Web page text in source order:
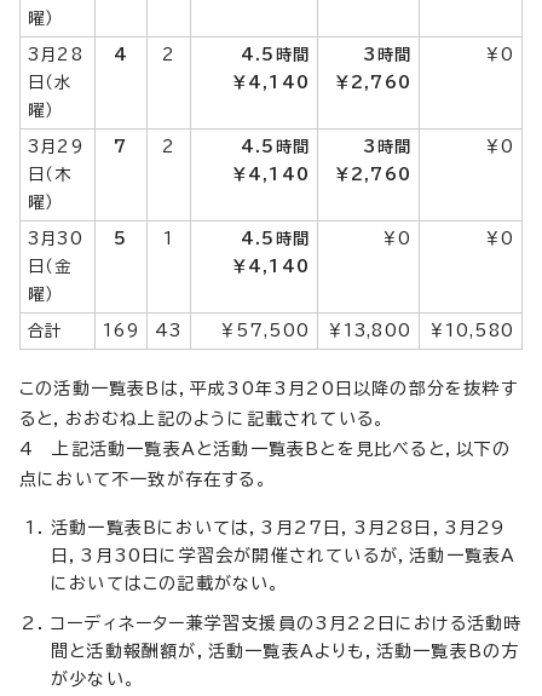
曜）
3月28
日（水
曜）
4 2
4.5時間
￥4,140
3時間
￥2,760
￥0
3月29
日（木
曜）
7 2
4.5時間
￥4,140
3時間
￥2,760
￥0
3月30
日（金
曜）
5 1
4.5時間
￥4,140
￥0 ￥0
合計 169 43 ￥57,500 ￥13,800 ￥10,580
この活動一覧表Bは，平成30年3月20日以降の部分を抜粋す
ると，おおむね上記のように記載されている。
4 上記活動一覧表Aと活動一覧表Bとを見比べると，以下の
点において不一致が存在する。
活動一覧表Bにおいては，3月27日，3月28日，3月29
日，3月30日に学習会が開催されているが，活動一覧表A
においてはこの記載がない。
コーディネーター兼学習支援員の3月22日における活動時
間と活動報酬額が，活動一覧表Aよりも，活動一覧表Bの方
が少ない。